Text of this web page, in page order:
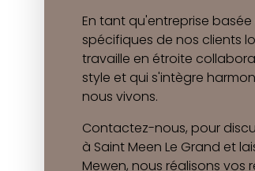
En tant qu'entreprise
spécifiques de nos clients
travaille en étroite
style et qui s'intègre
nous vivons.
Contactez-nous, pour
à Saint Meen Le Grand et
Mewen, nous réalisons